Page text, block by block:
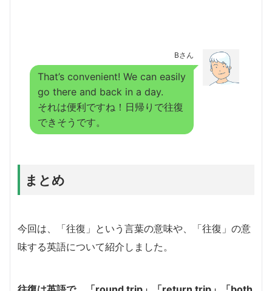
Bさん
That’s convenient! We can easily
go there and back in a day.
それは便利ですね！日帰りで往復
できそうです。
まとめ
今回は、「往復」という言葉の意味や、「往復」の意
味する英語について紹介しました。